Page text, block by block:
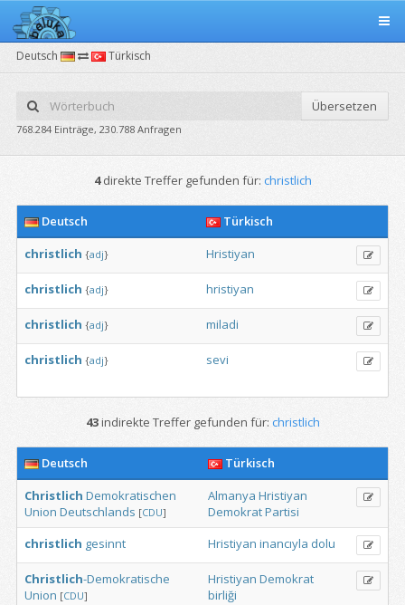
Deutsch Türkisch
Übersetzen
768.284 Einträge, 230.788 Anfragen
4direkte Treffer gefunden für: christlich
Deutsch
Türkisch
christlich {adj} Hristiyan
christlich {adj} hristiyan
christlich {adj} miladi
christlich {adj} sevi
43indirekte Treffer gefunden für: christlich
Deutsch
Türkisch
Christlich Demokratischen
Union Deutschlands [CDU]
Almanya Hristiyan
DemokratPartisi
christlich gesinnt Hristiyan inancıyla dolu
Christlich-Demokratische
Union [CDU]
Hristiyan Demokrat
birliği